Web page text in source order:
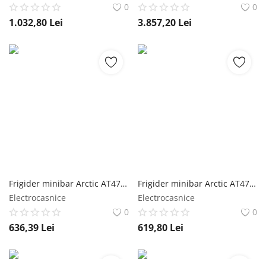
0
1.032,80 Lei
0
3.857,20 Lei
Frigider minibar Arctic AT4746M4S, 46 l, Clasa E, Usi reversibile, H 49.6 cm, Argintiu Arctic
Electrocasnice
0
636,39 Lei
Frigider minibar Arctic AT4746M4W, 46 l, Clasa E, Usi reversibile, H 49.6 cm, Alb Arctic
Electrocasnice
0
619,80 Lei